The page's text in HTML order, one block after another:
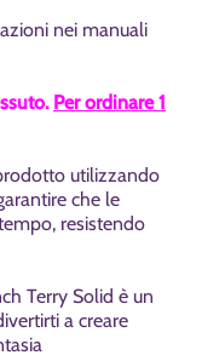
nei manuali
Per ordinare 1
utilizzando
che le
resistendo
Terry Solid è un
a creare